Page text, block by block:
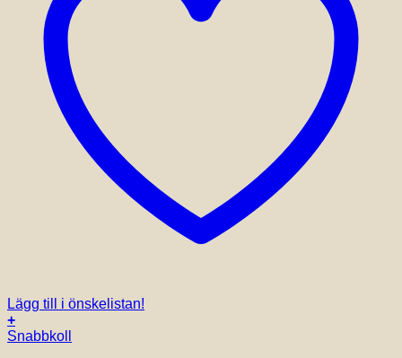
Lägg till i önskelistan!
+
Snabbkoll